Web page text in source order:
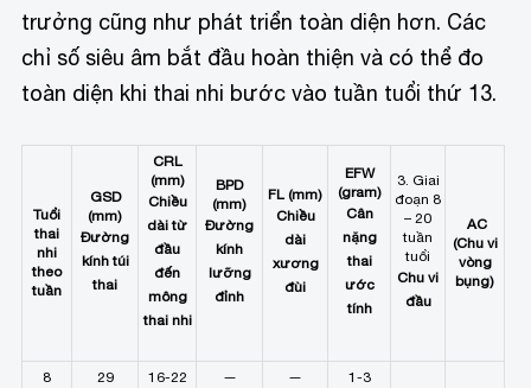
trưởng cũng như phát triển toàn diện hơn. Các
chỉ số siêu âm bắt đầu hoàn thiện và có thể đo
toàn diện khi thai nhi bước vào tuần tuổi thứ 13.
Tuổi
thai
nhi
theo
tuần
GSD
(mm)
Đường
kính túi
thai
CRL
(mm)
Chiều
dài từ
đầu
đến
mông
thai nhi
BPD
(mm)
Đường
kính
lưỡng
đỉnh
FL (mm)
Chiều
dài
xương
đùi
EFW
(gram)
Cân
nặng
thai
ước
tính
3. Giai
đoạn 8
– 20
tuần
tuổi
Chu vi
đầu
AC
(Chu vi
vòng
bụng)
8 29 16-22 — —
1-3